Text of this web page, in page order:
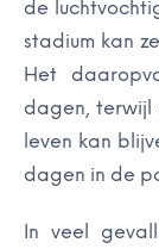
de
stadium kan
Het
dagen, terwijl
leven kan
dagen in de
In veel